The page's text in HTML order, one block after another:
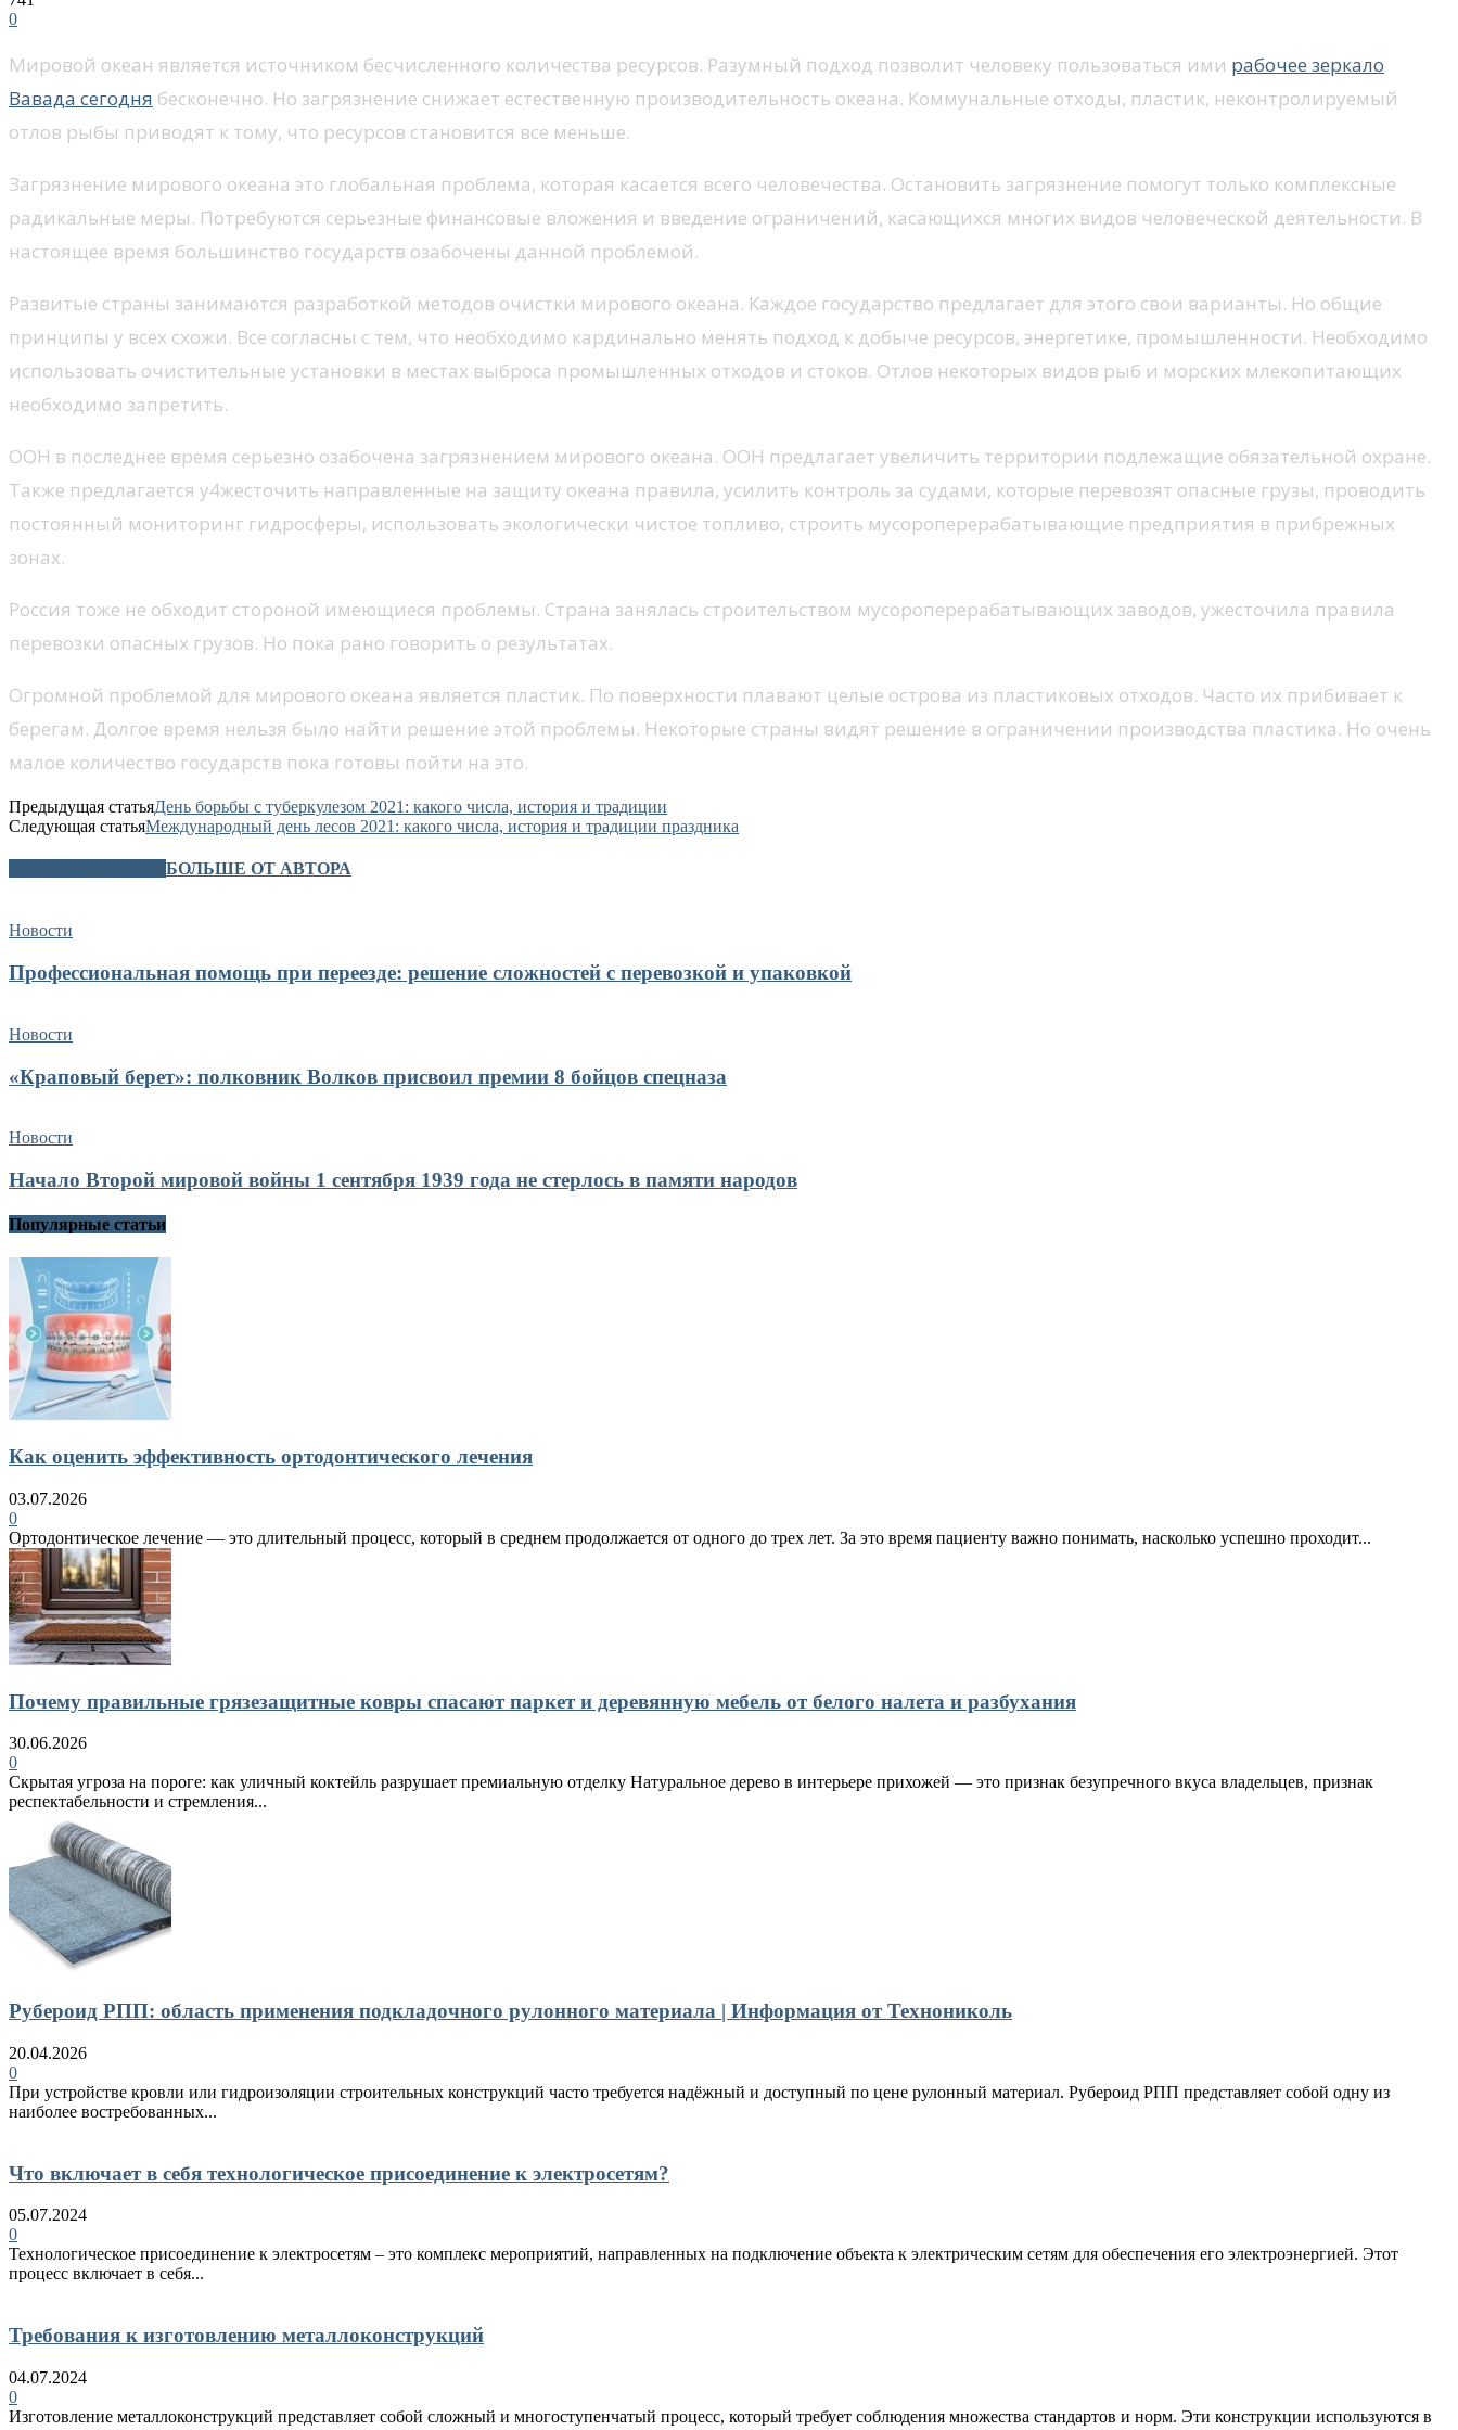
0
Мировой океан является источником бесчисленного количества ресурсов. Разумный подход позволит человеку пользоваться ими рабочее зеркало
Вавада сегодня бесконечно. Но загрязнение снижает естественную производительность океана. Коммунальные отходы, пластик, неконтролируемый
отлов рыбы приводят к тому, что ресурсов становится все меньше.
Загрязнение мирового океана это глобальная проблема, которая касается всего человечества. Остановить загрязнение помогут только комплексные
радикальные меры. Потребуются серьезные финансовые вложения и введение ограничений, касающихся многих видов человеческой деятельности. В
настоящее время большинство государств озабочены данной проблемой.
Развитые страны занимаются разработкой методов очистки мирового океана. Каждое государство предлагает для этого свои варианты. Но общие
принципы у всех схожи. Все согласны с тем, что необходимо кардинально менять подход к добыче ресурсов, энергетике, промышленности. Необходимо
использовать очистительные установки в местах выброса промышленных отходов и стоков. Отлов некоторых видов рыб и морских млекопитающих
необходимо запретить.
ООН в последнее время серьезно озабочена загрязнением мирового океана. ООН предлагает увеличить территории подлежащие обязательной охране.
Также предлагается у4жесточить направленные на защиту океана правила, усилить контроль за судами, которые перевозят опасные грузы, проводить
постоянный мониторинг гидросферы, использовать экологически чистое топливо, строить мусороперерабатывающие предприятия в прибрежных
зонах.
Россия тоже не обходит стороной имеющиеся проблемы. Страна занялась строительством мусороперерабатывающих заводов, ужесточила правила
перевозки опасных грузов. Но пока рано говорить о результатах.
Огромной проблемой для мирового океана является пластик. По поверхности плавают целые острова из пластиковых отходов. Часто их прибивает к
берегам. Долгое время нельзя было найти решение этой проблемы. Некоторые страны видят решение в ограничении производства пластика. Но очень
малое количество государств пока готовы пойти на это.
Предыдущая статьяДень борьбы с туберкулезом 2021: какого числа, история и традиции
Следующая статьяМеждународный день лесов 2021: какого числа, история и традиции праздника
БОЛЬШЕ ОТ АВТОРА
Новости
Профессиональная помощь при переезде: решение сложностей с перевозкой и упаковкой
Новости
«Краповый берет»: полковник Волков присвоил премии 8 бойцов спецназа
Новости
Начало Второй мировой войны 1 сентября 1939 года не стерлось в памяти народов
Популярные статьи
Как оценить эффективность ортодонтического лечения
03.07.2026
0
Ортодонтическое лечение — это длительный процесс, который в среднем продолжается от одного до трех лет. За это время пациенту важно понимать, насколько успешно проходит...
Почему правильные грязезащитные ковры спасают паркет и деревянную мебель от белого налета и разбухания
30.06.2026
0
Скрытая угроза на пороге: как уличный коктейль разрушает премиальную отделку Натуральное дерево в интерьере прихожей — это признак безупречного вкуса владельцев, признак
респектабельности и стремления...
Рубероид РПП: область применения подкладочного рулонного материала | Информация от Технониколь
20.04.2026
0
При устройстве кровли или гидроизоляции строительных конструкций часто требуется надёжный и доступный по цене рулонный материал. Рубероид РПП представляет собой одну из
наиболее востребованных...
Что включает в себя технологическое присоединение к электросетям?
05.07.2024
0
Технологическое присоединение к электросетям – это комплекс мероприятий, направленных на подключение объекта к электрическим сетям для обеспечения его электроэнергией. Этот
процесс включает в себя...
Требования к изготовлению металлоконструкций
04.07.2024
0
Изготовление металлоконструкций представляет собой сложный и многоступенчатый процесс, который требует соблюдения множества стандартов и норм. Эти конструкции используются в